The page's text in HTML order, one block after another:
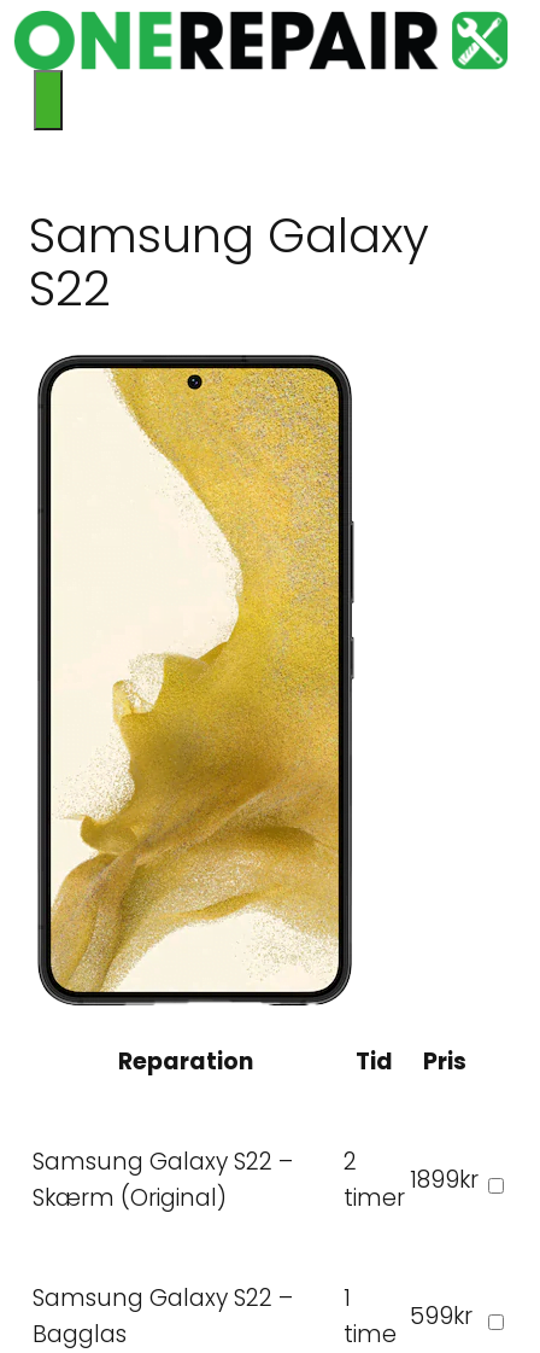
Hop
til
Menu
Samsung Galaxy
S22
Reparation Tid Pris
Samsung Galaxy S22 –
Skærm (Original)
2
timer
1899kr
Samsung Galaxy S22 –
Bagglas
1
time
599kr